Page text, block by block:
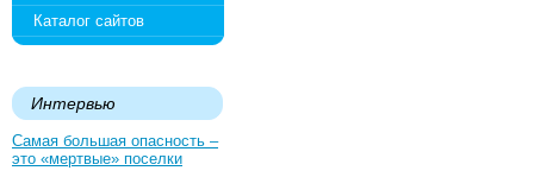
Каталог сайтов
Интервью
Самая большая опасность –
это «мертвые» поселки